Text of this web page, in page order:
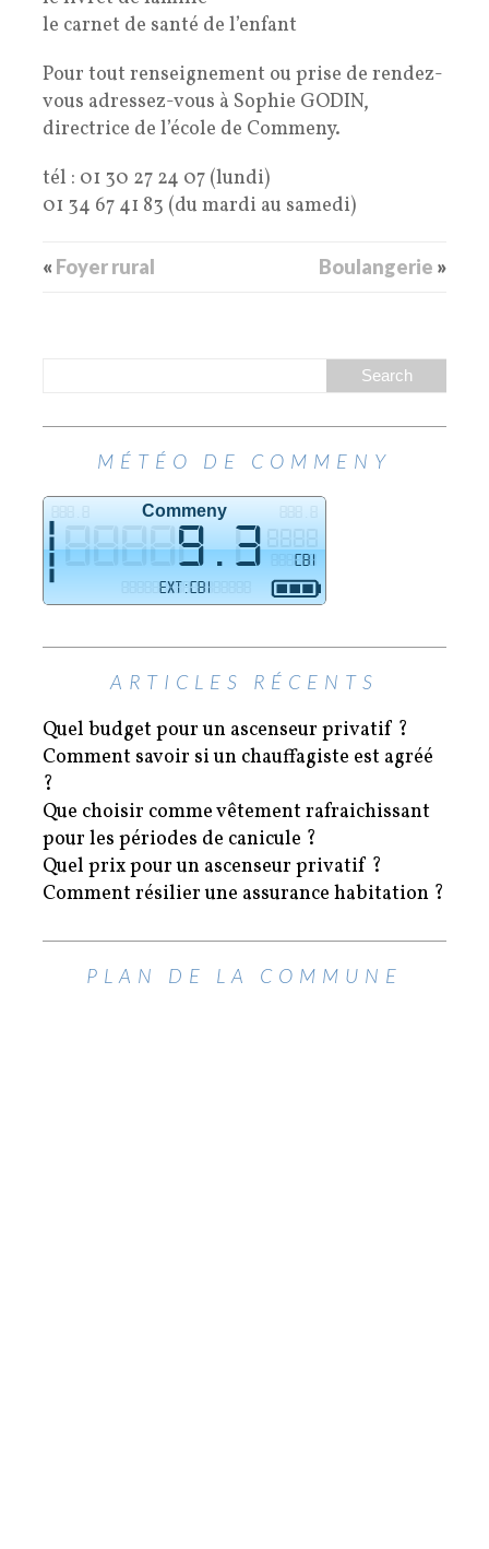
le carnet de santé de l’enfant
Pour tout renseignement ou prise de rendez-
vous adressez-vous à Sophie GODIN,
directrice de l’école de Commeny.
tél : 01 30 27 24 07 (lundi)
01 34 67 41 83 (du mardi au samedi)
« Foyer rural Boulangerie »
MÉTÉO DE COMMENY
ARTICLES RÉCENTS
Quel budget pour un ascenseur privatif ?
Comment savoir si un chauffagiste est agréé
?
Que choisir comme vêtement rafraichissant
pour les périodes de canicule ?
Quel prix pour un ascenseur privatif ?
Comment résilier une assurance habitation ?
PLAN DE LA COMMUNE